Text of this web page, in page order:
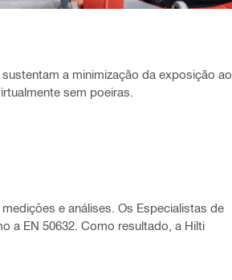
a minimização da exposição ao
sem poeiras.
e análises. Os Especialistas de
a EN 50632. Como resultado, a Hilti